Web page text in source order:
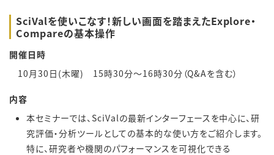
SciValを使いこなす！新しい画面を踏まえたExplore・
Compareの基本操作
開催日時
10月30日(木曜) 15時30分～16時30分（Q&Aを含む）
内容
本セミナーでは、SciValの最新インターフェースを中心に、研
究評価・分析ツールとしての基本的な使い方をご紹介します。
特に、研究者や機関のパフォーマンスを可視化できる